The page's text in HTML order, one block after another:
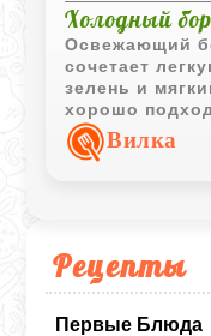
Рецепты
Первые Блюда
Холодный
Освежающий
сочетает
зелень и
хорошо
года иВилка